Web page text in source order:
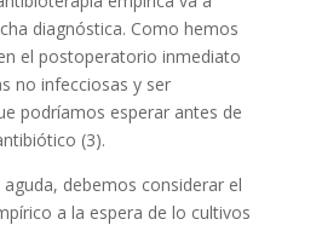
diagnóstica. Como hemos
el postoperatorio inmediato
no infecciosas y ser
podríamos esperar antes de
(3).
debemos considerar el
a la espera de lo cultivos